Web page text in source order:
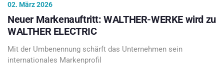
02. März 2026
Neuer Markenauftritt: WALTHER-WERKE wird zu
WALTHER ELECTRIC
Mit der Umbenennung schärft das Unternehmen sein
internationales Markenprofil